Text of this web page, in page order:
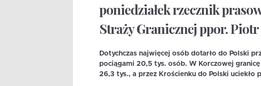
poniedziałek rzecznik
Straży Granicznej ppor.
Dotychczas najwięcej osób dotarło do Polski
pociągami 20,5 tys. osób. W Korczowej
26,3 tys., a przez Krościenku do Polski uciekło